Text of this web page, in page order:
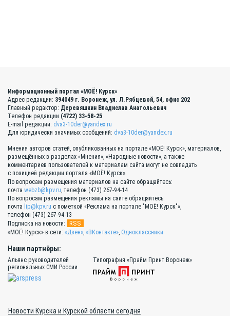
Информационный портал «МОЁ! Курск»
Адрес редакции: 394049 г. Воронеж, ул. Л.Рябцевой, 54, офис 202
Главный редактор: Деревяшкин Владислав Анатольевич
Телефон редакции (4722) 33-58-25
E-mail редакции: dva3-10der@yandex.ru
Для юридически значимых сообщений: dva3-10der@yandex.ru
Мнения авторов статей, опубликованных на портале «МОЁ! Курск», материалов,
размещённых в разделах «Мнения», «Народные новости», а также
комментариев пользователей к материалам сайта могут не совпадать
с позицией редакции портала «МОЁ! Курск».
По вопросам размещения материалов на сайте обращайтесь:
почта webzb@kpv.ru, телефон (473) 267-94-14
По вопросам размещения рекламы на сайте обращайтесь:
почта lip@kpv.ru с пометкой «Реклама на портале "МОЁ! Курск"»,
телефон (473) 267-94-13
Подписка на новости:
RSS
«МОЁ! Курск» в сети: «Дзен», «ВКонтакте», Одноклассники
Наши партнёры:
Альянс руководителей
региональных СМИ России
Типография «Прайм Принт Воронеж»
Новости Курска и Курской области сегодня